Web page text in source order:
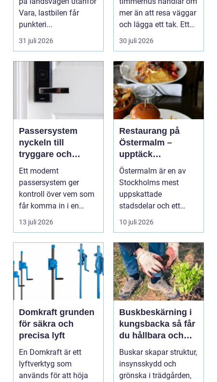
Vara, lastbilen får
punkteri...
31 juli 2026
mer än att resa väggar
och lägga ett tak. Ett
timmerhus är ett lå...
30 juli 2026
Passersystem
nyckeln till
tryggare och
smidigare tillträde
Ett modernt
passersystem ger
kontroll över vem som
får komma in i en
byggnad, när de får
komma in oc...
13 juli 2026
Restaurang på
Östermalm –
upptäck
matupplevelser i
en av Stockholms
mest attraktiva
stadsdelar
Östermalm är en av
Stockholms mest
uppskattade
stadsdelar och ett
självklart val f&ou...
10 juli 2026
Domkraft grunden
för säkra och
precisa lyft
En Domkraft är ett
lyftverktyg som
används för att höja
Buskbeskärning i
kungsbacka så får
du hållbara och
vackra buskar året
runt
Buskar skapar struktur,
insynsskydd och
grönska i trädgården,